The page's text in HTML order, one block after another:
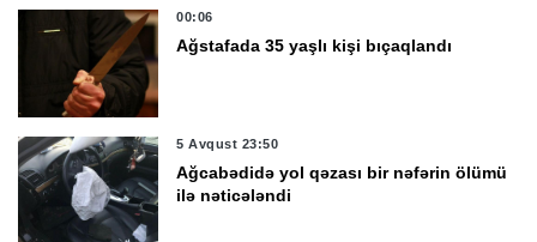
00:06
Ağstafada 35 yaşlı kişi bıçaqlandı
5 Avqust 23:50
Ağcabədidə yol qəzası bir nəfərin ölümü
ilə nəticələndi